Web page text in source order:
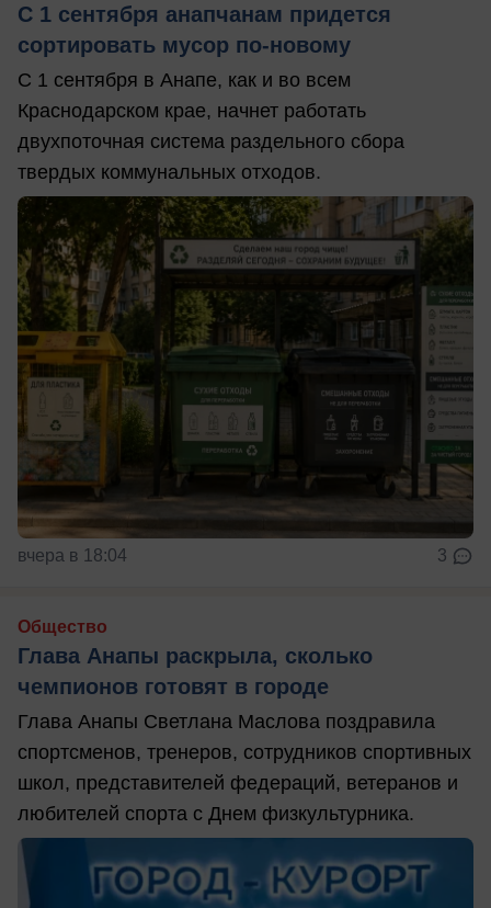
С 1 сентября анапчанам придется
сортировать мусор по-новому
С 1 сентября в Анапе, как и во всем
Краснодарском крае, начнет работать
двухпоточная система раздельного сбора
твердых коммунальных отходов.
вчера в 18:04 3
Общество
Глава Анапы раскрыла, сколько
чемпионов готовят в городе
Глава Анапы Светлана Маслова поздравила
спортсменов, тренеров, сотрудников спортивных
школ, представителей федераций, ветеранов и
любителей спорта с Днем физкультурника.